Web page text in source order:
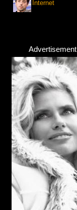
Internet
Advertisement